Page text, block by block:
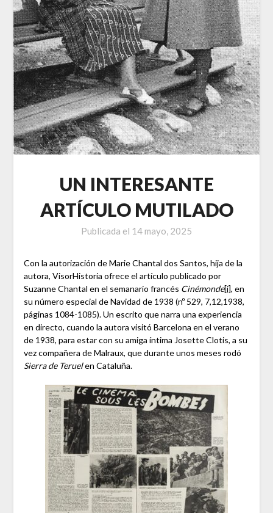
UN INTERESANTE
ARTÍCULO MUTILADO
Publicada el 14 mayo, 2025
Con la autorización de Marie Chantal dos Santos, hija de la
autora, VisorHistoria ofrece el artículo publicado por
Suzanne Chantal en el semanario francés Cinémonde[i], en
su número especial de Navidad de 1938 (nº 529, 7,12,1938,
páginas 1084-1085). Un escrito que narra una experiencia
en directo, cuando la autora visitó Barcelona en el verano
de 1938, para estar con su amiga íntima Josette Clotis, a su
vez compañera de Malraux, que durante unos meses rodó
Sierra de Teruelen Cataluña.